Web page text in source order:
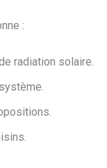
:
radiation solaire.